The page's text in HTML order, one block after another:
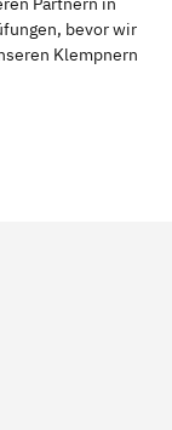
bevor wir
Klempnern